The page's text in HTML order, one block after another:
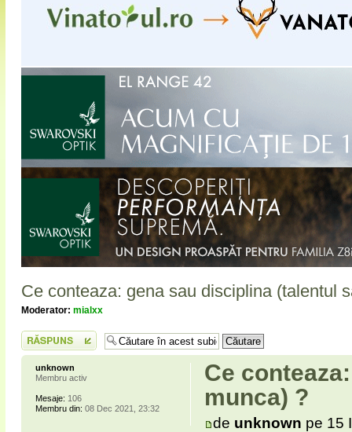
Ce conteaza: gena sau disciplina (talentul
Moderator: mialxx
Scrie un răspuns
Ce
munca) ?
de unknown pe 15
unknown
Membru activ
Mesaje: 106
Membru din: 08 Dec 2021, 23:32